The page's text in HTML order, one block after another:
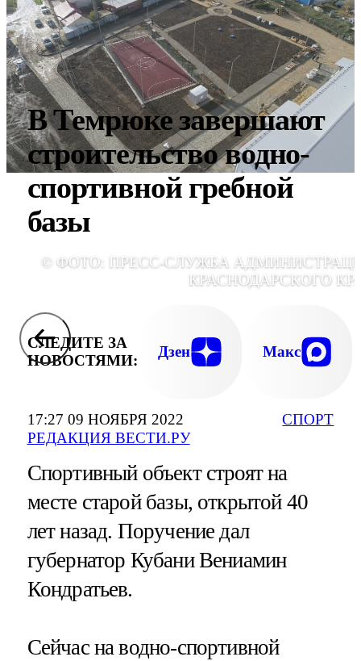
17:27 09 НОЯБРЯ 2022
РЕДАКЦИЯ ВЕСТИ.РУ
СПОРТ
В Темрюке завершают
строительство водно-
спортивной гребной
базы
© ФОТО: ПРЕСС-СЛУЖБА
КРАСНОДАРСКОГО
СЛЕДИТЕ ЗА
НОВОСТЯМИ:
Дзен Макс
Спортивный объект строят на
месте старой базы, открытой 40
лет назад. Поручение дал
губернатор Кубани Вениамин
Кондратьев.
Сейчас на водно-спортивной